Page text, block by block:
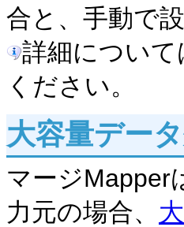
合と、手動で
詳細について
ください。
大容量デー
マージMapper
力元の場合、